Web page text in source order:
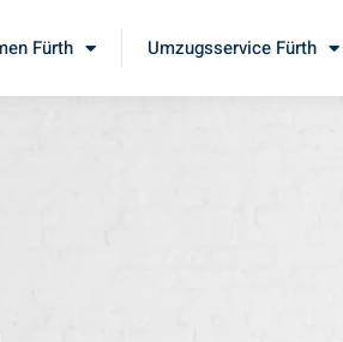
Fürth Umzugsservice Fürth